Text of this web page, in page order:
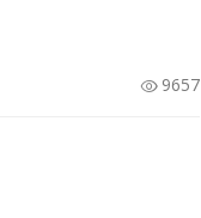
9657